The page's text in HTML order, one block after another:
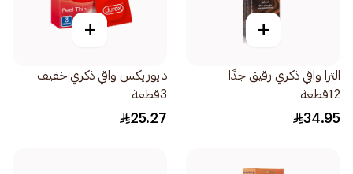
+
الترا واقي ذكري رقيق جدًا
12قطعة
34.95
+
ديوريكس واقي ذكري خفيف
3قطعة
25.27